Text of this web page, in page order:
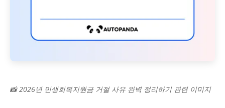
📸 2026년 민생회복지원금 거절 사유 완벽 정리하기 관련 이미지